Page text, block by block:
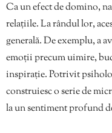
Ca un efect de domino,
relațiile. La rândul lor,
generală. De exemplu, a
emoții precum uimire,
inspirație. Potrivit
construiesc o serie de
la un sentiment profund